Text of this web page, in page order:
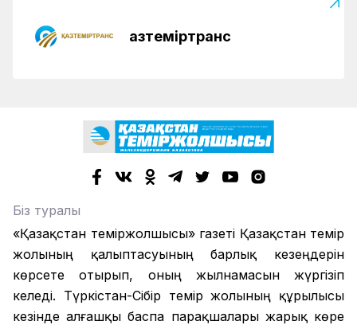
Қазтеміртранс
Біз туралы
«Қазақстан теміржолшысы» газеті Қазақстан темір
жолының қалыптасуының барлық кезеңдерін
көрсете отырып, оның жылнамасын жүргізіп
келеді. Түркістан-Сібір темір жолының құрылысы
кезінде алғашқы баспа парақшалары жарық көре